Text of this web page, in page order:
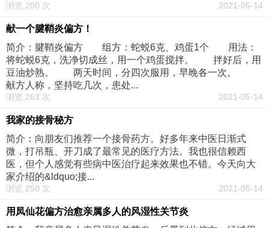
浏览 200 次 2021-05-14
献一个腱鞘炎偏方！
简介：腱鞘炎偏方 组方：蛇蜕6克、鸡蛋1个 用法：
将蛇蜕6克，洗净切成丝，用一个鸡蛋搅拌。 拌好后，用
豆油炒熟。 两天时间，分四次服用，早晚各一次。
献方人称，坚持吃几次，患处...
浏览 263 次 2021-05-14
我家的接骨秘方
简介：向朋友们推荐一个接骨药方。好多年来中医日渐式
微，打吊瓶、开刀成了最常见的医疗方法。我也很信赖西
医，但个人感觉有些病中医治疗起来效果也不错。今天向大
家介绍的&ldquo;接...
浏览 250 次 2021-05-14
用凤仙花偏方治愈亲属多人的风湿性关节炎